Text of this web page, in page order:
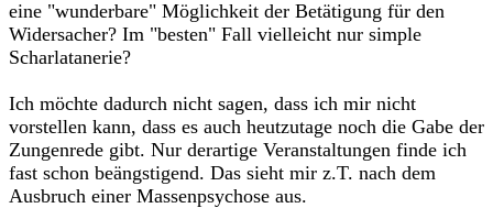
eine "wunderbare" Möglichkeit der Betätigung für den
Widersacher? Im "besten" Fall vielleicht nur simple
Scharlatanerie?
Ich möchte dadurch nicht sagen, dass ich mir nicht
vorstellen kann, dass es auch heutzutage noch die Gabe der
Zungenrede gibt. Nur derartige Veranstaltungen finde ich
fast schon beängstigend. Das sieht mir z.T. nach dem
Ausbruch einer Massenpsychose aus.